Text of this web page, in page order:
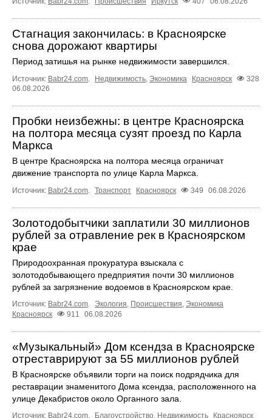
Стагнация закончилась: в Красноярске
снова дорожают квартиры
Период затишья на рынке недвижимости завершился.
Источник: Babr24.com Недвижимость Экономика Красноярск
328
06.08.2026
Пробки неизбежны: в центре Красноярска
на полтора месяца сузят проезд по Карла
Маркса
В центре Красноярска на полтора месяца ограничат
движение транспорта по улице Карла Маркса.
Источник: Babr24.com Транспорт Красноярск 349 06.08.2026
Золотодобытчики заплатили 30 миллионов
рублей за отравление рек в Красноярском
крае
Природоохранная прокуратура взыскала с
золотодобывающего предприятия почти 30 миллионов
рублей за загрязнение водоемов в Красноярском крае.
Источник: Babr24.com Экология Происшествия Экономика
Красноярск
911 06.08.2026
«Музыкальный» Дом ксендза в Красноярске
отреставрируют за 55 миллионов рублей
В Красноярске объявили торги на поиск подрядчика для
реставрации знаменитого Дома ксендза, расположенного на
улице Декабристов около Органного зала.
Источник: Babr24.com. Благоустройство, Недвижимость
Красноярск